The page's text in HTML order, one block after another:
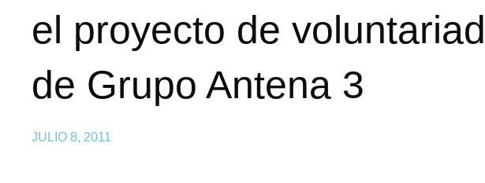
el proyecto de
de Grupo Antena 3
JULIO 8, 2011